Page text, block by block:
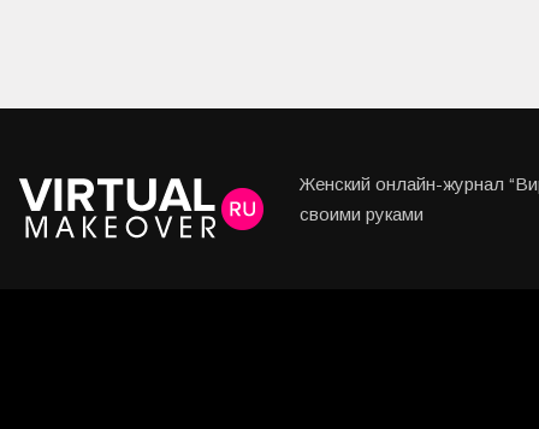
Женский онлайн-журнал
своими руками